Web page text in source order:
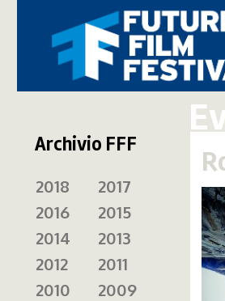
Archivio FFF
2018
2017
2016
2015
2014
2013
2012
2011
2010
2009